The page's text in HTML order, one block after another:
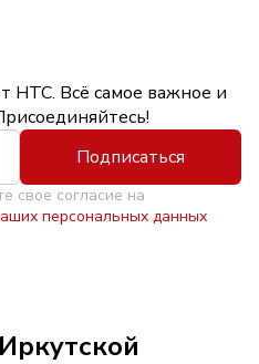
НТС. Всё самое важное и
Подписаться
свое согласие на
персональных данных